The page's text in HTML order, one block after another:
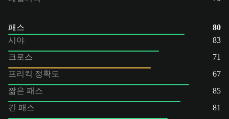
패스
80
시야
83
크로스
71
프리킥 정확도
67
짧은 패스
85
긴 패스
81